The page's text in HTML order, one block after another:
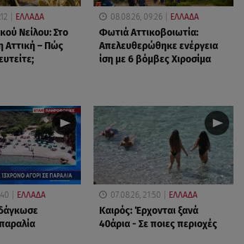
ΕΛΛΑΔΑ
Νείλου: Στο
Αττική – Πώς
08.08.26, 09:26 ΕΛΛΑΔΑ
Φωτιά Αττικοβοιωτία:
Απελευθερώθηκε ενέργεια
ίση με 6 βόμβες Χιροσίμα
ΕΛΛΑΔΑ 07.08.26, 21:50 ΕΛΛΑΔΑ
Καιρός: Έρχονται ξανά
40άρια - Σε ποιες περιοχές